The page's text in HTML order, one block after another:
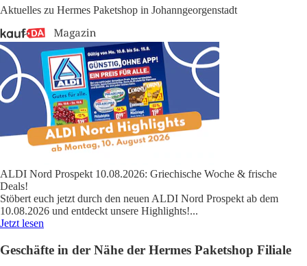
Aktuelles zu Hermes Paketshop in Johanngeorgenstadt
ALDI Nord Prospekt 10.08.2026: Griechische Woche & frische
Deals!
Stöbert euch jetzt durch den neuen ALDI Nord Prospekt ab dem
10.08.2026 und entdeckt unsere Highlights!...
Jetzt lesen
Geschäfte in der Nähe der Hermes Paketshop Filiale